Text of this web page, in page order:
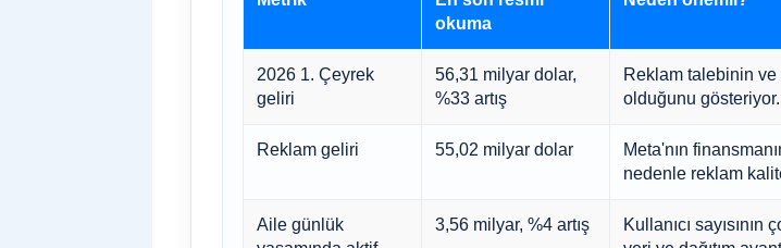
okuma
2026 1. Çeyrek
geliri
56,31 milyar dolar,
%33 artış
Reklam talebinin
olduğunu gösteriyor.
Reklam geliri 55,02 milyar dolar
Meta'nın
nedenle reklam
Aile günlük
3,56 milyar, %4 artış
Kullanıcı